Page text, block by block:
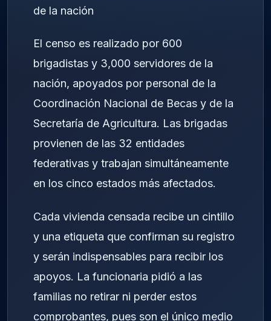
de la nación
El censo es realizado por 600
brigadistas y 3,000 servidores de la
nación, apoyados por personal de la
Coordinación Nacional de Becas y de la
Secretaría de Agricultura. Las brigadas
provienen de las 32 entidades
federativas y trabajan simultáneamente
en los cinco estados más afectados.
Cada vivienda censada recibe un cintillo
y una etiqueta que confirman su registro
y serán indispensables para recibir los
apoyos. La funcionaria pidió a las
familias no retirar ni perder estos
comprobantes, pues son el único medio